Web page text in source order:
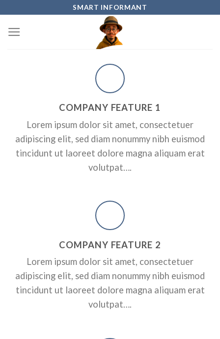
content
SMART INFORMANT
ADD SOME
nonummy nibh euismod
erat volutpat….
ut laoreet dolore magna
COMPANY FEATURE 1
Lorem ipsum dolor sit amet, consectetuer
adipiscing elit, sed diam nonummy nibh euismod
tincidunt ut laoreet dolore magna aliquam erat
volutpat….
COMPANY FEATURE 2
Lorem ipsum dolor sit amet, consectetuer
adipiscing elit, sed diam nonummy nibh euismod
tincidunt ut laoreet dolore magna aliquam erat
volutpat….